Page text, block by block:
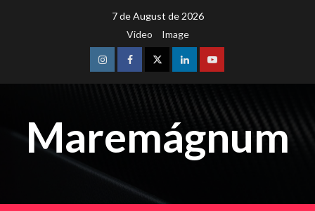
7 de August de 2026
Video
Image
InstagramFacebookTwitterLinkedinYoutube
Maremágnum